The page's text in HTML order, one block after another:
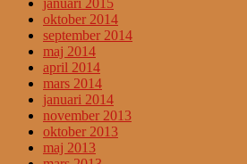
januari 2015
oktober 2014
september 2014
maj 2014
april 2014
mars 2014
januari 2014
november 2013
oktober 2013
maj 2013